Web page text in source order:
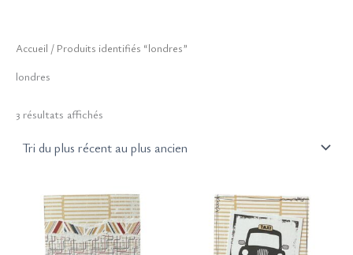
Accueil / Produits identifiés “londres”
londres
3 résultats affichés
récent
au